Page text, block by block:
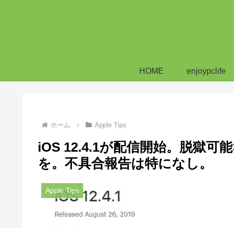
HOME enjoypclife
ホーム Apple Tips
iOS 12.4.1が配信開始。脱獄可
を。不具合報告は特になし。
Apple Tips